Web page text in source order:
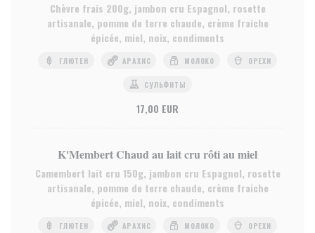
Chèvre frais 200g, jambon cru Espagnol, rosette
artisanale, pomme de terre chaude, crème fraiche
épicée, miel, noix, condiments
ГЛЮТЕН АРАХИС МОЛОКО ОРЕХИ
СУЛЬФИТЫ
17,00 EUR
K'Membert Chaud au lait cru rôti au miel
Camembert lait cru 150g, jambon cru Espagnol, rosette
artisanale, pomme de terre chaude, crème fraiche
épicée, miel, noix, condiments
ГЛЮТЕН АРАХИС МОЛОКО ОРЕХИ